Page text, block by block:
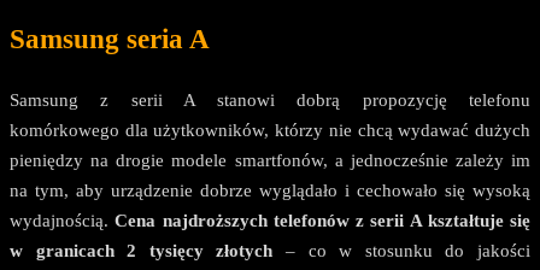
Samsung seria A
Samsung z serii A stanowi dobrą propozycję telefonu
komórkowego dla użytkowników, którzy nie chcą wydawać dużych
pieniędzy na drogie modele smartfonów, a jednocześnie zależy im
na tym, aby urządzenie dobrze wyglądało i cechowało się wysoką
wydajnością.Cena najdroższych telefonów z serii A kształtuje się
w granicach 2 tysięcy złotych – co w stosunku do jakości